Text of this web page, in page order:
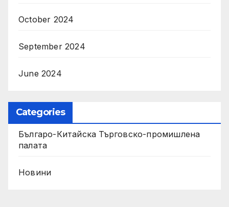
October 2024
September 2024
June 2024
Categories
Българо-Китайска Търговско-промишлена
палaта
Новини